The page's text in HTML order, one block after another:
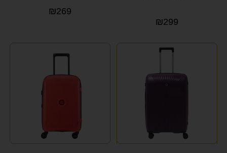
₪299
₪269